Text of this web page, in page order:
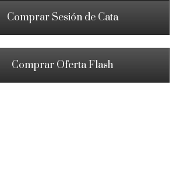
Comprar Sesión de Cata
Comprar Oferta Flash